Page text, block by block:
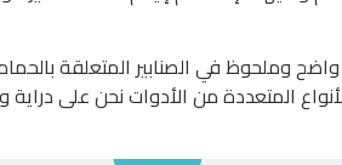
وملحوظ في الصنابير المتعلقة
المتعددة من الأدوات نحن على